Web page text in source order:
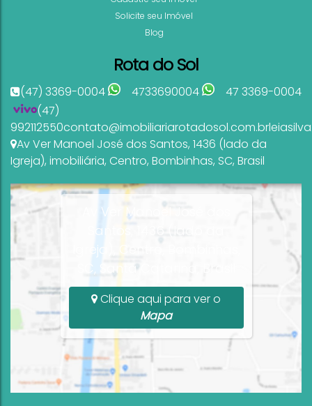
Solicite seu Imóvel
Blog
Rota do Sol
(47) 3369-0004 4733690004
47 3369-0004
(47)
992112550contato@imobiliariarotadosol.com.br
Av Ver Manoel José dos Santos, 1436 (lado da
Igreja), imobiliária, Centro, Bombinhas, SC, Brasil
Av Ver Manoel José dos
Santos, 1436 (lado da
Igreja), Centro, Bombinhas,
SC, Santa Catarina, Brasil
Clique aqui para ver o
Mapa